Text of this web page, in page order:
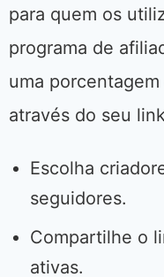
para quem os
programa de
uma
através do seu
Escolha
seguidores.
Compartilhe o
ativas.